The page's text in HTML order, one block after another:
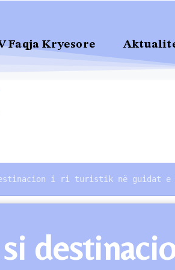
Faqja Kryesore
i ri turistik në guidat e